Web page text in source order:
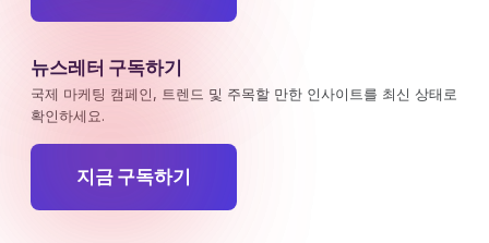
뉴스레터 구독하기
국제 마케팅 캠페인, 트렌드 및 주목할 만한 인사이트를 최신 상태로
확인하세요.
지금 구독하기